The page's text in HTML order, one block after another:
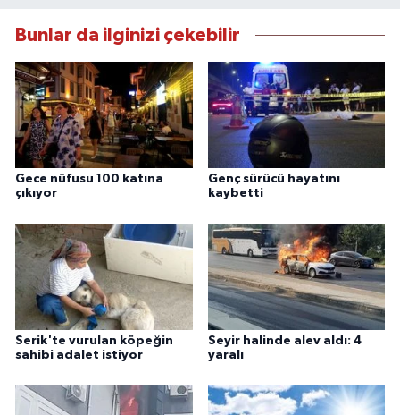
Bunlar da ilginizi çekebilir
Gece nüfusu 100 katına
çıkıyor
Genç sürücü hayatını
kaybetti
Serik'te vurulan köpeğin
sahibi adalet istiyor
Seyir halinde alev aldı: 4
yaralı